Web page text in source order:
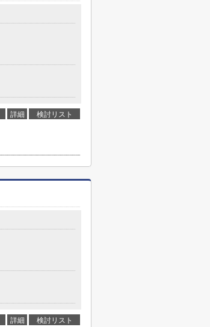
詳細 検討リスト
詳細 検討リスト